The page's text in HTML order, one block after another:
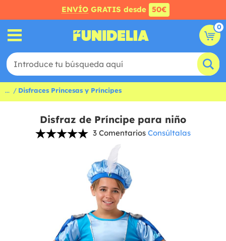
ENVÍO GRATIS desde 50€
0
... Disfraces Princesas y Príncipes
Disfraz de Príncipe para niño
3 Comentarios Consúltalas